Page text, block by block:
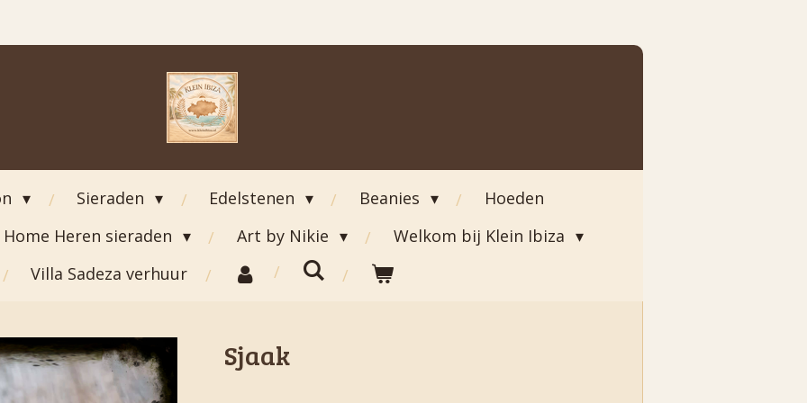
Sieraden Edelstenen Beanies
Hoeden
Home Heren sieraden Art by Nikie
Welkom bij Klein Ibiza
Villa Sadeza verhuur
Sjaak